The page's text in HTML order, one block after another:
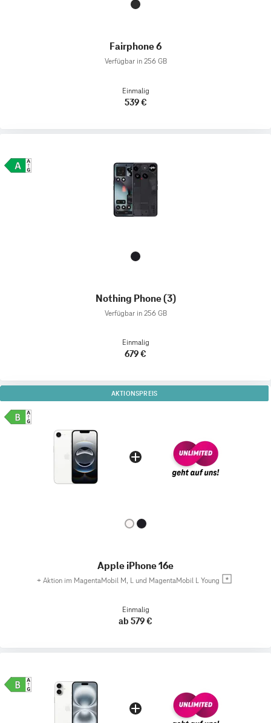
Fairphone 6
Verfügbar in 256 GB
Einmalig
539 €
Nothing Phone (3)
Verfügbar in 256 GB
Einmalig
679 €
AKTIONSPREIS
Apple iPhone 16e
+ Aktion im MagentaMobil M, L und MagentaMobil L Young
Einmalig
ab 579 €